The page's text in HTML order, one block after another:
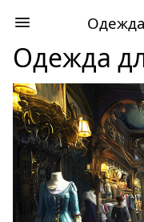
Одежда